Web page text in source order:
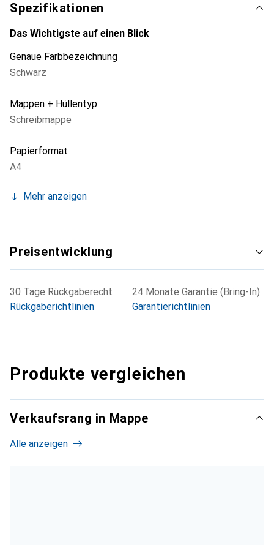
Spezifikationen
Das Wichtigste auf einen Blick
Genaue Farbbezeichnung
Schwarz
Mappen + Hüllentyp
Schreibmappe
Papierformat
A4
Mehr anzeigen
Preisentwicklung
30 Tage Rückgaberecht
Rückgaberichtlinien
24 Monate Garantie (Bring-In)
Garantierichtlinien
Produkte vergleichen
Verkaufsrang in Mappe
Alle anzeigen